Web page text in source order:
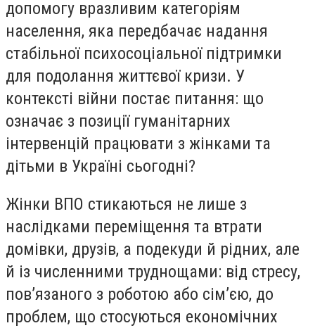
допомогу вразливим категоріям
населення, яка передбачає надання
стабільної психосоціальної підтримки
для подолання життєвої кризи. У
контексті війни постає питання: що
означає з позиції гуманітарних
інтервенцій працювати з жінками та
дітьми в Україні сьогодні?
Жінки ВПО стикаються не лише з
наслідками переміщення та втрати
домівки, друзів, а подекуди й рідних, але
й із численними труднощами: від стресу,
пов’язаного з роботою або сім’єю, до
проблем, що стосуються економічних